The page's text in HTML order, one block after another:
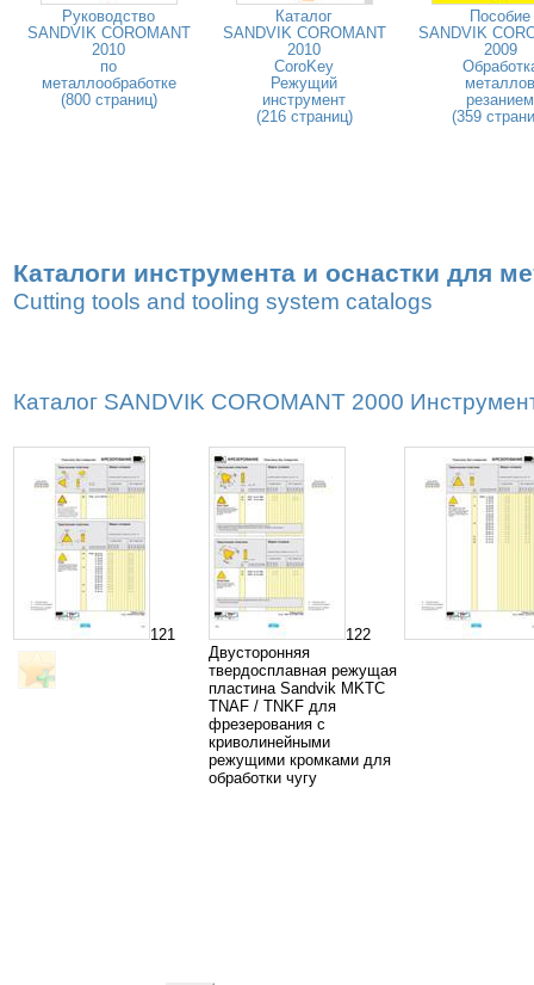
Руководство
SANDVIK COROMANT
2010
по
металлообработке
(800 страниц)
Каталог
SANDVIK COROMANT
2010
CoroKey
Режущий
инструмент
(216 страниц)
Пособие
SANDVIK
2009
металлов
резанием
(359
Каталоги инструмента и оснастки для
Cutting tools and tooling system catalogs
Каталог SANDVIK COROMANT 2000
121
122
Двусторонняя
твердосплавная режущая
пластина Sandvik MKTC
TNAF / TNKF для
фрезерования с
криволинейными
режущими кромками для
обработки чугу